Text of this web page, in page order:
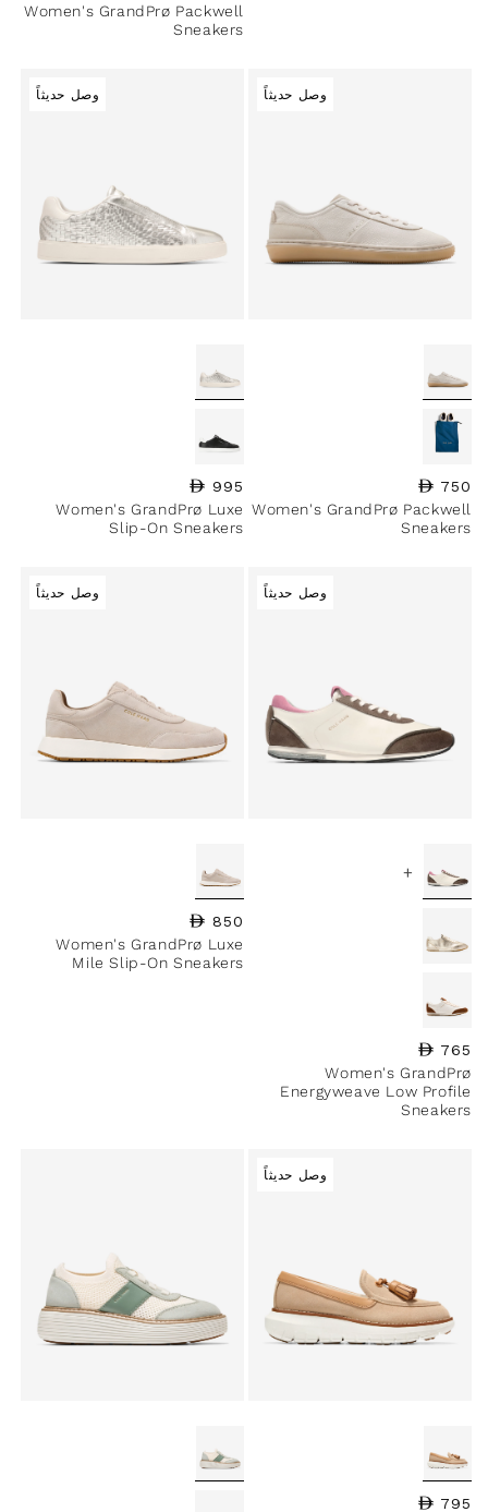
Women's GrandPrø Packwell
Sneakers
وصل حديثاً
السعر العادي
750
Women's GrandPrø Packwell
Sneakers
وصل حديثاً
السعر العادي
995
Women's GrandPrø Luxe
Slip-On Sneakers
وصل حديثاً
+
السعر العادي
765
Women's GrandPrø
Energyweave Low Profile
Sneakers
وصل حديثاً
السعر العادي
850
Women's GrandPrø Luxe
Mile Slip-On Sneakers
وصل حديثاً
السعر العادي
795